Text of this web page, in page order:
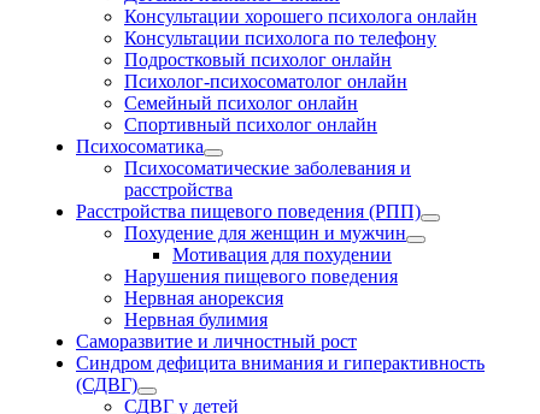
Консультации хорошего психолога онлайн
Консультации психолога по телефону
Подростковый психолог онлайн
Психолог-психосоматолог онлайн
Семейный психолог онлайн
Спортивный психолог онлайн
Психосоматика
Психосоматические заболевания и
расстройства
Расстройства пищевого поведения (РПП)
Похудение для женщин и мужчин
Мотивация для похудении
Нарушения пищевого поведения
Нервная анорексия
Нервная булимия
Саморазвитие и личностный рост
Синдром дефицита внимания и гиперактивность
(СДВГ)
СДВГ у детей